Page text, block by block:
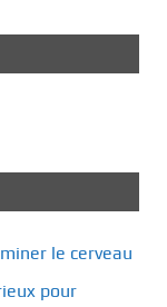
le cerveau
pour